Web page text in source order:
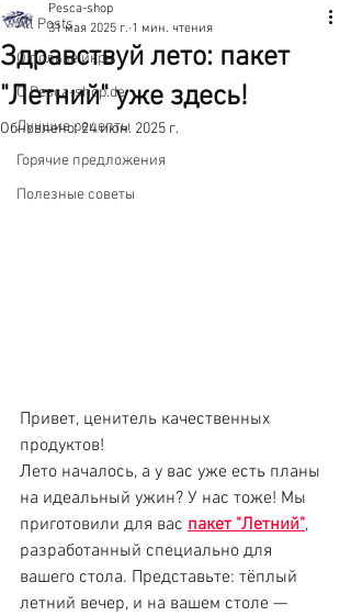
All Posts
О пользе икры
О Pesca-shop.de
Лучшие рецепты
Горячие предложения
Полезные советы
Здравствуй лето: пакет
"Летний" уже здесь!
Pesca-shop
31 мая 2025 г. 1 мин. чтения
Обновлено:24 июн. 2025 г.
Привет, ценитель качественных
продуктов!
Лето началось, а у вас уже есть планы
на идеальный ужин? У нас тоже! Мы
приготовили для вас пакет "Летний",
разработанный специально для
вашего стола. Представьте: тёплый
летний вечер, и на вашем столе —